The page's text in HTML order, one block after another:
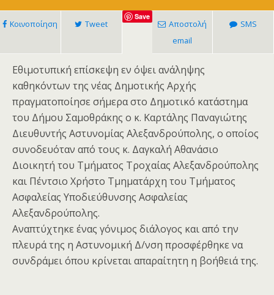
Κοινοποίηση Tweet
Save
Αποστολή
email
SMS
Εθιμοτυπική επίσκεψη εν όψει ανάληψης
καθηκόντων της νέας Δημοτικής Αρχής
πραγματοποίησε σήμερα στο Δημοτικό κατάστημα
του Δήμου Σαμοθράκης ο κ. Καρτάλης Παναγιώτης
Διευθυντής Αστυνομίας Αλεξανδρούπολης, ο οποίος
συνοδευόταν από τους κ. Δαγκαλή Αθανάσιο
Διοικητή του Τμήματος Τροχαίας Αλεξανδρούπολης
και Πέντσιο Χρήστο Τμηματάρχη του Τμήματος
Ασφαλείας Υποδιεύθυνσης Ασφαλείας
Αλεξανδρούπολης.
Αναπτύχτηκε ένας γόνιμος διάλογος και από την
πλευρά της η Αστυνομική Δ/νση προσφέρθηκε να
συνδράμει όπου κρίνεται απαραίτητη η βοήθειά της.